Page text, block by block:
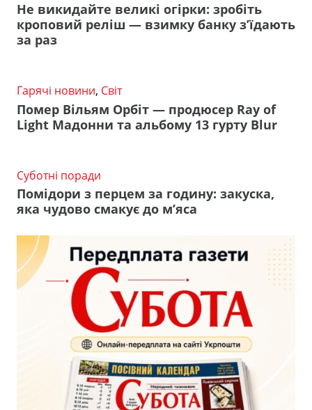
Не викидайте великі огірки: зробіть
кроповий реліш — взимку банку з’їдають
за раз
Гарячі новини, Світ
Помер Вільям Орбіт — продюсер Ray of
Light Мадонни та альбому 13 гурту Blur
Суботні поради
Помідори з перцем за годину: закуска,
яка чудово смакує до м’яса